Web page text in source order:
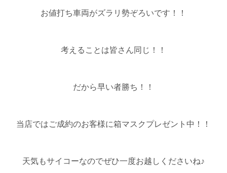
お値打ち車両がズラリ勢ぞろいです！！
考えることは皆さん同じ！！
だから早い者勝ち！！
当店ではご成約のお客様に箱マスクプレゼント中！！
天気もサイコーなのでぜひ一度お越しくださいね♪